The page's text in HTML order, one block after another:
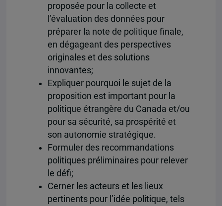
proposée pour la collecte et
l’évaluation des données pour
préparer la note de politique finale,
en dégageant des perspectives
originales et des solutions
innovantes;
Expliquer pourquoi le sujet de la
proposition est important pour la
politique étrangère du Canada et/ou
pour sa sécurité, sa prospérité et
son autonomie stratégique.
Formuler des recommandations
politiques préliminaires pour relever
le défi;
Cerner les acteurs et les lieux
pertinents pour l’idée politique, tels